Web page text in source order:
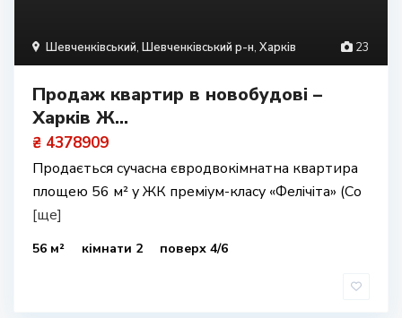
23
Шевченківський, Шевченківський р-н, Харків
Продаж квартир в новобудові –
Харків Ж...
₴ 4378909
Продається сучасна євродвокімнатна квартира
площею 56 м² у ЖК преміум-класу «Фелічіта» (Со
[ще]
56 м² кімнати 2 поверх 4/6